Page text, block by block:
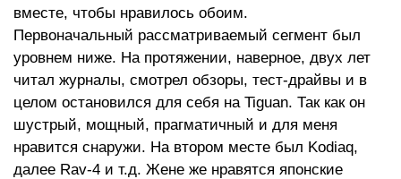
вместе, чтобы нравилось обоим.
Первоначальный рассматриваемый сегмент был
уровнем ниже. На протяжении, наверное, двух лет
читал журналы, смотрел обзоры, тест-драйвы и в
целом остановился для себя на Tiguan. Так как он
шустрый, мощный, прагматичный и для меня
нравится снаружи. На втором месте был Kodiaq,
далее Rav-4 и т.д. Жене же нравятся японские